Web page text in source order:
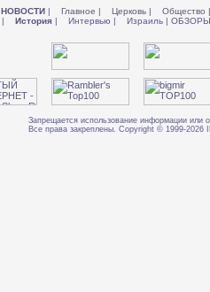
НОВОСТИ | Главное | Церковь | Общество |
| История | Интервью | Израиль |
Запрещается использование информации или
Все права закреплены. Copyright © 1999-